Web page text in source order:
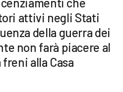
che
attivi negli Stati
della guerra dei
non farà piacere al
alla Casa